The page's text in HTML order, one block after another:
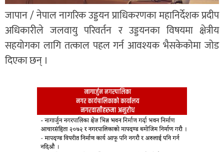
जापान / नेपाल नागरिक उड्डयन प्राधिकरणका महानिर्देशक प्रदीप
अधिकारीले जलवायु परिवर्तन र उड्डयनका विषयमा क्षेत्रीय
सहयोगका लागि तत्काल पहल गर्न आवश्यक भैसकेकोमा जोड
दिएका छन् ।